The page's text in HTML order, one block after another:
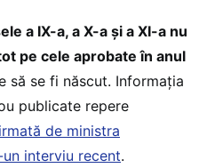
a IX-a, a X-a și a XI-a nu
pe cele aprobate în anul
să se fi născut. Informația
publicate repere
de ministra
interviu recent.